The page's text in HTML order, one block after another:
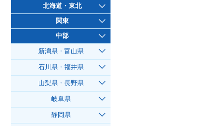
北海道・東北
関東
中部
新潟県・富山県
石川県・福井県
山梨県・長野県
岐阜県
静岡県